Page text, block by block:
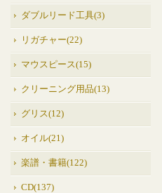
ダブルリード工具(3)
リガチャー(22)
マウスピース(15)
クリーニング用品(13)
グリス(12)
オイル(21)
楽譜・書籍(122)
CD(137)